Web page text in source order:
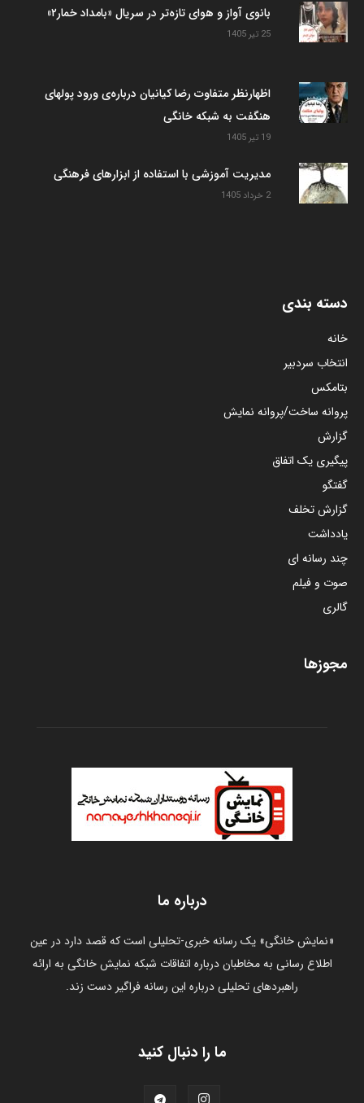
بانوی آواز و هوای تازه‌تر در سریال «بامداد خمار۲»
25 تیر 1405
اظهارنظر متفاوت رضا کیانیان درباره‌ی ورود پولهای
هنگفت به شبکه خانگی
19 تیر 1405
مدیریت آموزشی با استفاده از ابزارهای فرهنگی
2 خرداد 1405
دسته بندی
خانه
انتخاب سردبیر
بتامکس
پروانه ساخت/پروانه نمایش
گزارش
پیگیری یک اتفاق
گفتگو
گزارش تخلف
یادداشت
چند رسانه ای
صوت و فیلم
گالری
مجوزها
درباره ما
«نمایش خانگی» یک رسانه خبری-تحلیلی است که قصد دارد در عین
اطلاع رسانی به مخاطبان درباره اتفاقات شبکه نمایش خانگی به ارائه
راهبردهای تحلیلی درباره این رسانه فراگیر دست زند.
ما را دنبال کنید